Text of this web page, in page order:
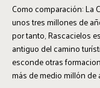
Como comparación: La
unos tres millones de
por tanto, Rascacielos
antiguo del camino
esconde otras
más de medio millón de